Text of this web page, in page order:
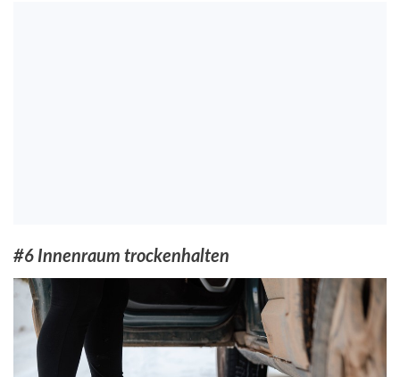
#6 Innenraum trockenhalten